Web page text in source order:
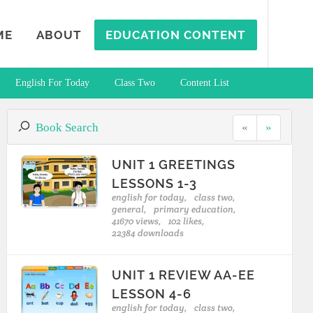
ABOUT EDUCATION CONTENT
English For Today Class Two Content List
Book Search « »
UNIT 1 GREETINGS
LESSONS 1-3
english for today,
class two,
general,
primary education,
41670 views,
102 likes,
22384 downloads
UNIT 1 REVIEW AA-EE
LESSON 4-6
english for today, class two,